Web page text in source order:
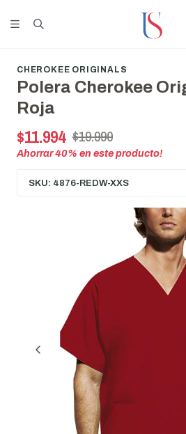
CHEROKEE ORIGINALS
Polera Cherokee
Roja
$11.994 $19.990
Ahorrar40% en este producto!
SKU: 4876-REDW-XXS